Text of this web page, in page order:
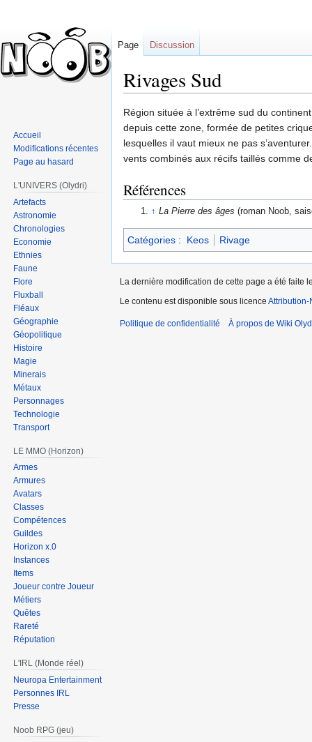
Rivages Sud
Sauter
à
la
navigation
Sauter
à
la
recherche
Région située à l’extrême sud du
depuis cette zone, formée de petites
lesquelles il vaut mieux ne pas
vents combinés aux récifs taillés comme
Références
↑ La Pierre des âges (roman Noob,
Catégories : Keos Rivage
Page Discussion
Accueil
Modifications récentes
Page au hasard
L'UNIVERS (Olydri)
Artefacts
Astronomie
Chronologies
Economie
Ethnies
Faune
Flore
Fluxball
Fléaux
Géographie
Géopolitique
Histoire
Magie
Minerais
Métaux
Personnages
Technologie
Transport
LE MMO (Horizon)
Armes
Armures
Avatars
Classes
Compétences
Guildes
Horizon x.0
Instances
Items
Joueur contre Joueur
Métiers
Quêtes
Rareté
Réputation
L'IRL (Monde réel)
Neuropa Entertainment
Personnes IRL
Presse
Noob RPG (jeu)
La dernière modification de cette page a été faite
Le contenu est disponible sous licence Attribution-
Politique de confidentialité À propos de Wiki